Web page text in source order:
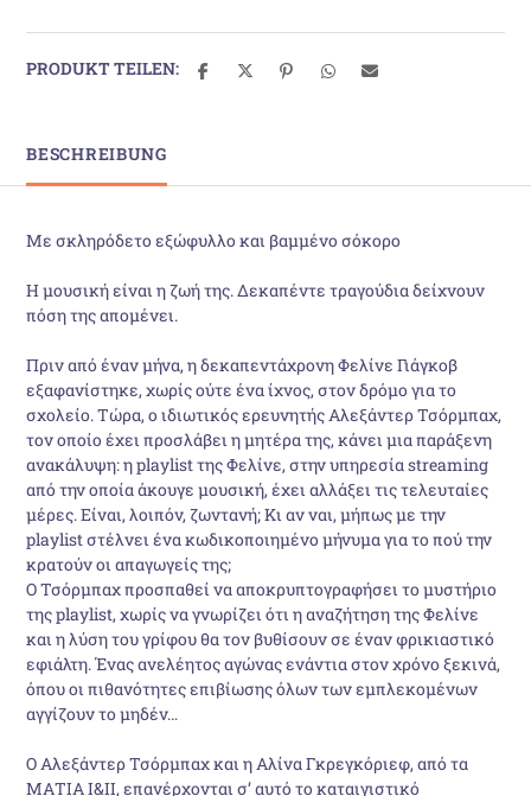
PRODUKT TEILEN:
BESCHREIBUNG
Με σκληρόδετο εξώφυλλο και βαμμένο σόκορο
Η μουσική είναι η ζωή της. Δεκαπέντε τραγούδια δείχνουν
πόση της απομένει.
Πριν από έναν μήνα, η δεκαπε­ντάχρονη Φελίνε Γιάγκοβ
εξαφα­νίστηκε, χωρίς ούτε ένα ίχνος, στον δρόμο για το
σχολείο. Τώρα, ο ιδιωτικός ερευνητής Αλεξάντερ Τσόρμπαχ,
τον οποίο έχει προ­σλάβει η μητέρα της, κάνει μια πα­ράξενη
ανακάλυψη: η playlist της Φελίνε, στην υπηρεσία streaming
από την οποία άκουγε μουσική, έχει αλλάξει τις τελευταίες
μέρες. Είναι, λοιπόν, ζωντανή; Κι αν ναι, μήπως με την
playlist στέλνει ένα κωδικοποιημένο μήνυμα για το πού την
κρατούν οι απαγωγείς της;
Ο Τσόρμπαχ προσπαθεί να απο­κρυπτογραφήσει το μυστήριο
της playlist, χωρίς να γνωρίζει ότι η αναζήτηση της Φελίνε
και η λύση του γρίφου θα τον βυθίσουν σε έναν φρικιαστικό
εφιάλτη. Ένας ανελέητος αγώνας ενάντια στον χρόνο ξεκινά,
όπου οι πιθανότη­τες επιβίωσης όλων των εμπλεκο­μένων
αγγίζουν το μηδέν…
Ο Αλεξάντερ Τσόρμπαχ και η Αλίνα Γκρεγκόριεφ, από τα
ΜΑ­ΤΙΑ I&II, επανέρχονται σ’ αυτό το καταιγιστικό